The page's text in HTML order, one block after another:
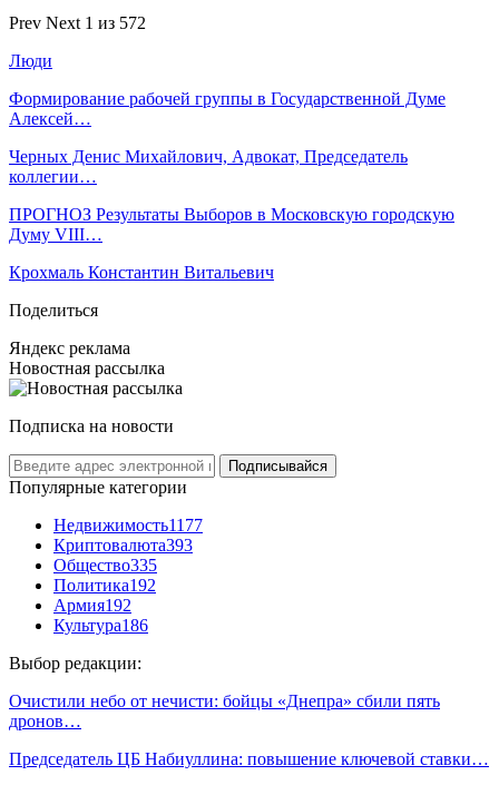
Prev Next 1 из 572
Люди
Формирование рабочей группы в Государственной Думе
Алексей…
Черных Денис Михайлович, Адвокат, Председатель
коллегии…
ПРОГНОЗ Результаты Выборов в Московскую городскую
Думу VIII…
Крохмаль Константин Витальевич
Поделиться
Яндекс реклама
Новостная рассылка
Подписка на новости
Подписывайся
Популярные категории
Недвижимость1177
Криптовалюта393
Общество335
Политика192
Армия192
Культура186
Выбор редакции:
Очистили небо от нечисти: бойцы «Днепра» сбили пять
дронов…
Председатель ЦБ Набиуллина: повышение ключевой ставки…